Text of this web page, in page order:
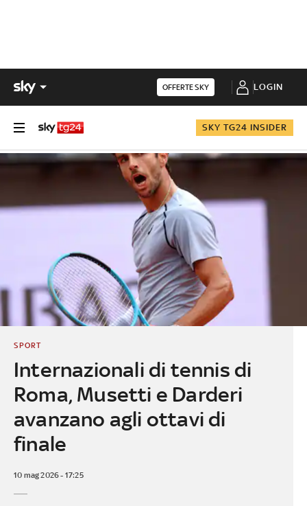
OFFERTE SKY LOGIN
SKY TG24 INSIDER
Internazionali di tennis di
Roma, Musetti e Darderi
avanzano agli ottavi di
finale
SPORT
10 mag 2026 - 17:25